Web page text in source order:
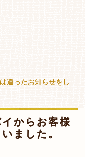
違ったお知らせをし
からお客様
ました。